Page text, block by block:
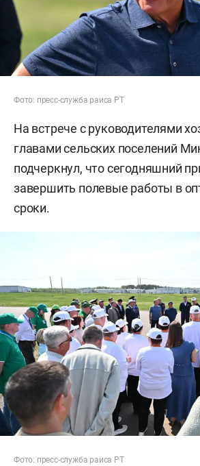
Фото: пресс-служба раиса РТ
На встрече с руководителями
главами сельских поселений
подчеркнул, что сегодняшний
завершить полевые работы в
сроки.
Фото: пресс-служба раиса РТ